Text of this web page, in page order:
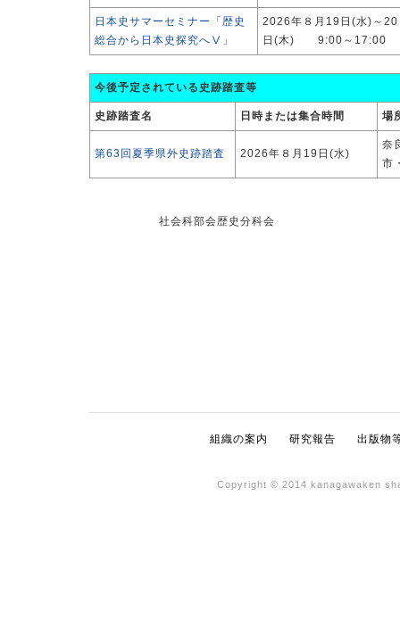
日本史サマーセミナー「歴史
総合から日本史探究へⅤ」
2026年８月19日(水)～20
日(木) 9:00～17:00
今後予定されている史跡踏査等
史跡踏査名 日時または集合時間 場
第63回夏季県外史跡踏査 2026年８月19日(水)
奈
市
社会科部会歴史分科会
組織の案内 研究報告 出版物
Copyright © 2014 kanagawaken